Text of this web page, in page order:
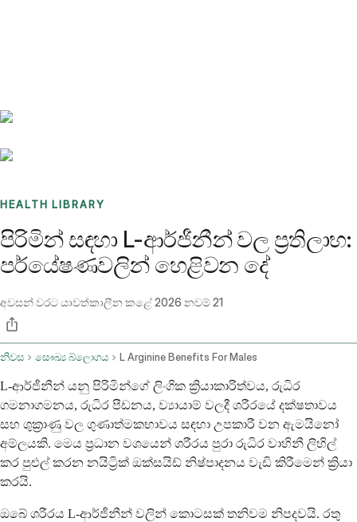
HEALTH LIBRARY
පිරිමින් සඳහා L-ආර්ජීනීන් වල ප්‍රතිලාභ:
පර්යේෂණවලින් හෙළිවන දේ
අවසන් වරට යාවත්කාලීන කළේ2026 නවම් 21
නිවස සෞඛ්‍ය බ්ලොගය L Arginine Benefits For Males
L-ආර්ජීනීන් යනු පිරිමින්ගේ ලිංගික ක්‍රියාකාරිත්වය, රුධිර
ගමනාගමනය, රුධිර පීඩනය, ව්‍යායාම් වලදී ශරීරයේ දක්ෂතාවය
සහ ශුක්‍රාණු වල ගුණාත්මකභාවය සඳහා උපකාරී වන ඇමයිනෝ
අම්ලයකි. මෙය ප්‍රධාන වශයෙන් ශරීරය පුරා රුධිර වාහිනී ලිහිල්
කර පුළුල් කරන නයිට්‍රික් ඔක්සයිඩ් නිෂ්පාදනය වැඩි කිරීමෙන් ක්‍රියා
කරයි.
ඔබේ ශරීරය L-ආර්ජීනීන් වලින් කොටසක් තනිවම නිපදවයි. රතු